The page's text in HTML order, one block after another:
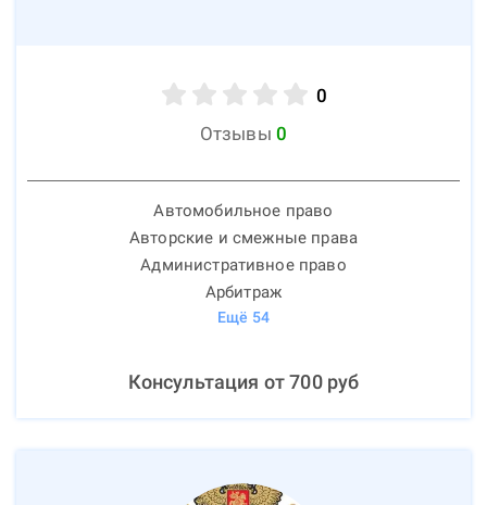
0
Отзывы 0
Автомобильное право
Авторские и смежные права
Административное право
Арбитраж
Ещё 54
Консультация от700руб